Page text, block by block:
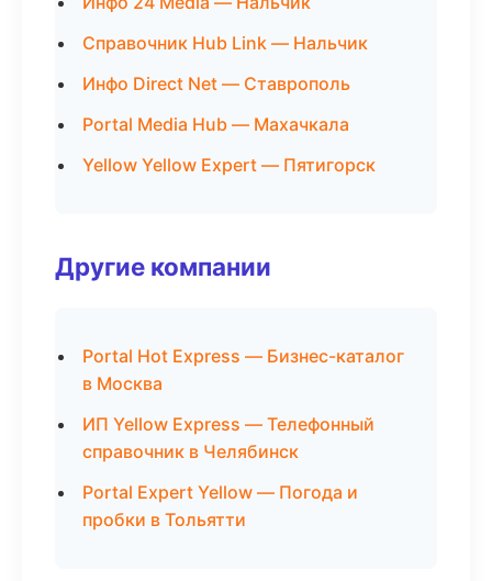
Справочник Hub Link — Нальчик
Инфо Direct Net — Ставрополь
Portal Media Hub — Махачкала
Yellow Yellow Expert — Пятигорск
Другие компании
Portal Hot Express — Бизнес-каталог
в Москва
ИП Yellow Express — Телефонный
справочник в Челябинск
Portal Expert Yellow — Погода и
пробки в Тольятти